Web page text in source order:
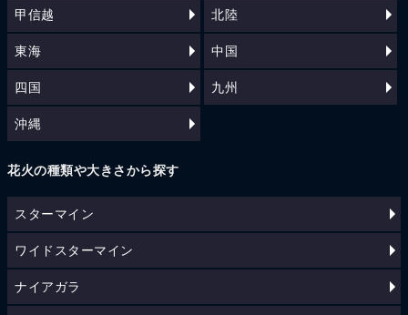
甲信越 北陸
東海 中国
四国 九州
沖縄
花火の種類や大きさから探す
スターマイン
ワイドスターマイン
ナイアガラ